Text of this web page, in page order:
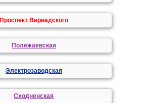
Проспект Вернадского
Полежаевская
Электрозаводская
Сходненская